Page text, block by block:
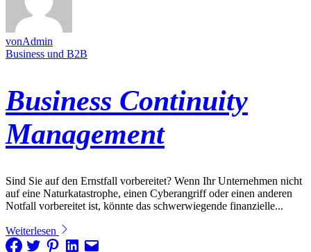
vonAdmin
Business und B2B
Business Continuity
Management
Sind Sie auf den Ernstfall vorbereitet? Wenn Ihr Unternehmen nicht
auf eine Naturkatastrophe, einen Cyberangriff oder einen anderen
Notfall vorbereitet ist, könnte das schwerwiegende finanzielle...
Weiterlesen